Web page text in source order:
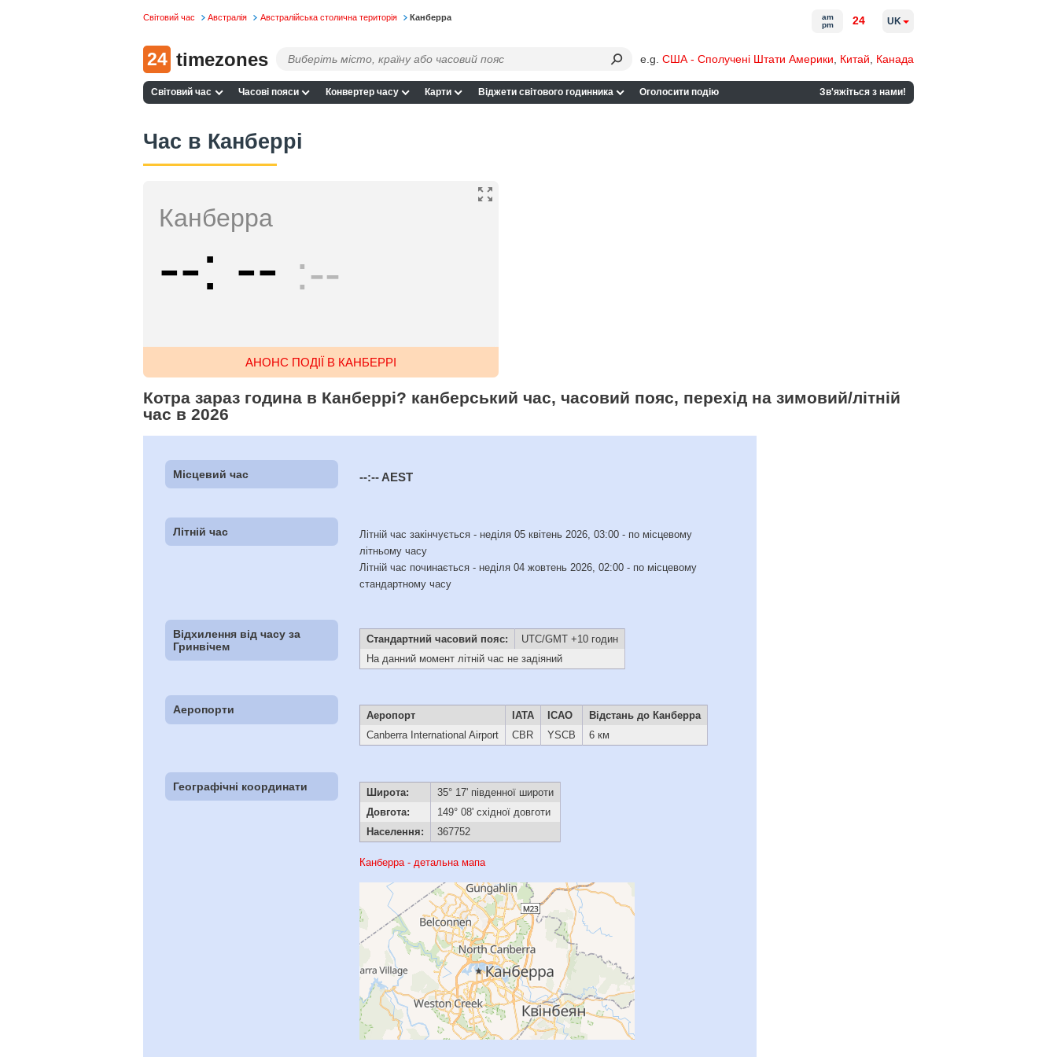
Світовий час Австралія Австралійська столична територія Канберра
24 timezones e.g. США - Сполучені Штати Америки Китай Канада
Світовий час Часові пояси Конвертер часу Карти Віджети світового годинника Оголосити подію Зв'яжіться з нами!
am
pm
24 UK
Час в Канберрі
Канберра
-- -- --
АНОНС ПОДІЇ В КАНБЕРРІ
Котра зараз година в Канберрі? канберський час, часовий пояс, перехід на зимовий/літній
час в 2026
Місцевий час --:-- AEST
Літній час
Літній час закінчується - неділя 05 квітень 2026, 03:00 - по місцевому
літньому часу
Літній час починається - неділя 04 жовтень 2026, 02:00 - по місцевому
стандартному часу
Відхилення від часу за
Гринвічем
Стандартний часовий пояс:
UTC/GMT +10 годин
На данний момент літній час не задіяний
Аеропорти Аеропорт IATA ICAO
Відстань до Канберра
Canberra International Airport
CBR YSCB 6 км
Географічні координати Широта:
35° 17' південної широти
Довгота:
149° 08' східної довготи
Населення:
367752
Канберра - детальна мапа